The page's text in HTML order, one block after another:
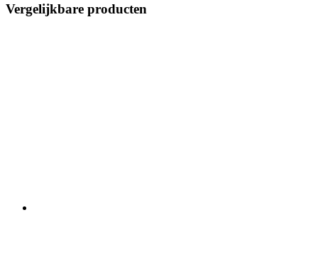
Vergelijkbare producten